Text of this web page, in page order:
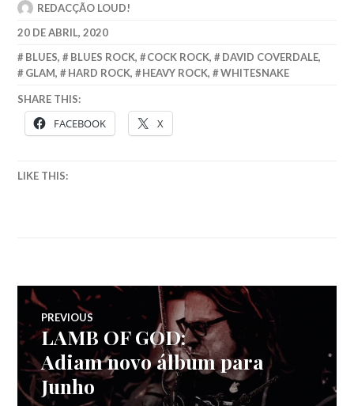
REDACÇÃO LOUD!
20 DE ABRIL, 2020
BLUES, BLUES ROCK, COCK ROCK, DAVID COVERDALE,
GLAM, HARD ROCK, HEAVY ROCK, WHITESNAKE
SHARE THIS:
FACEBOOK X
LIKE THIS:
Navegação
de
PREVIOUS
Previous
post:
LAMB OF GOD:
Adiam novo álbum para
Junho